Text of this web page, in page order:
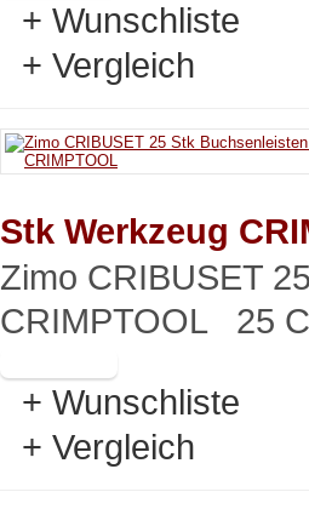
+ Wunschliste
+ Vergleich
Stk Werkzeug
Zimo CRIBUSET
CRIMPTOOL 25
+ Wunschliste
+ Vergleich